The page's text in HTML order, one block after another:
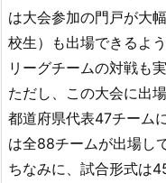
は大会参加の門戸が大
校生）も出場できるよ
リーグチームの対戦も
ただし、この大会に出
都道府県代表47チーム
は全88チームが出場し
ちなみに、試合形式は